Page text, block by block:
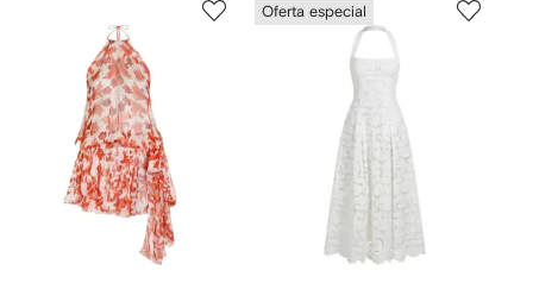
Oferta especial